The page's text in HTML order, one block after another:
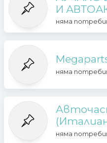
И
няма
няма
няма